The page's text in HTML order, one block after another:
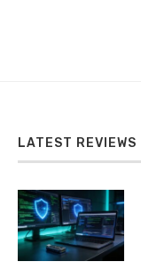
LATEST REVIEWS